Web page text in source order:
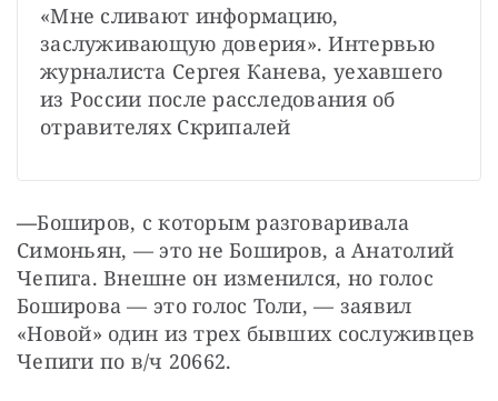
«Мне сливают информацию,
заслуживающую доверия». Интервью
журналиста Сергея Канева, уехавшего
из России после расследования об
отравителях Скрипалей
—Боширов, с которым разговаривала
Симоньян, — это не Боширов, а Анатолий
Чепига. Внешне он изменился, но голос
Боширова — это голос Толи, — заявил
«Новой» один из трех бывших сослуживцев
Чепиги по в/ч 20662.